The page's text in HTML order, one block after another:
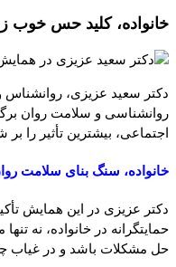
خانواده، کلید حس خوب
دکتر سعید عزیزی،
روانشناسی و سلامت روان
اجتماعی، بیشترین تأثیر را
خانواده، سنگ بنای سلامت
دکتر عزیزی در این همایش
حمایتگرانه در خانواده، نه
حل مشکلات باشد و در غیاب